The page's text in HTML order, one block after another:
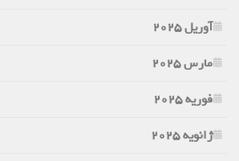
آوریل 2025
مارس 2025
فوریه 2025
ژانویه 2025